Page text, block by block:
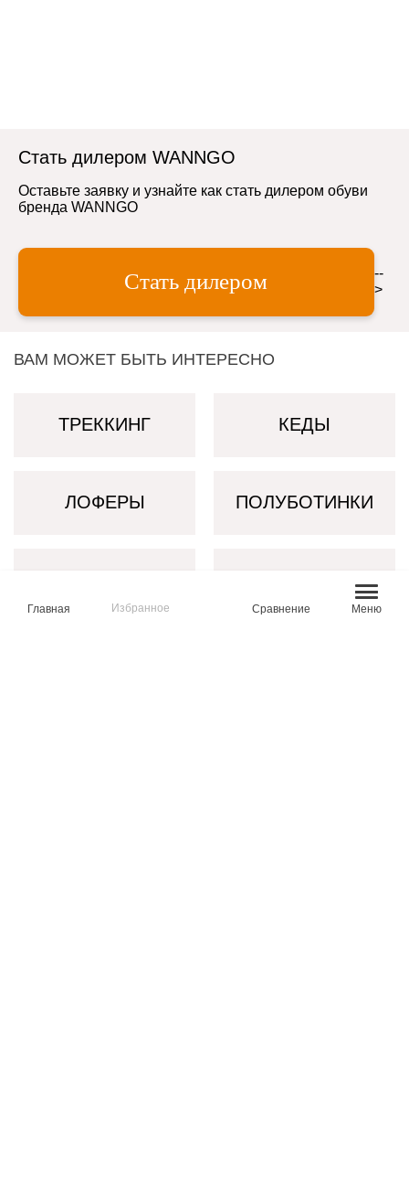
Стать дилером WANNGO
Оставьте заявку и узнайте как стать дилером обуви
бренда WANNGO
Стать дилером
--
>
ВАМ МОЖЕТ БЫТЬ ИНТЕРЕСНО
ТРЕККИНГ КЕДЫ
ЛОФЕРЫ ПОЛУБОТИНКИ
Главная Избранное Сравнение Меню